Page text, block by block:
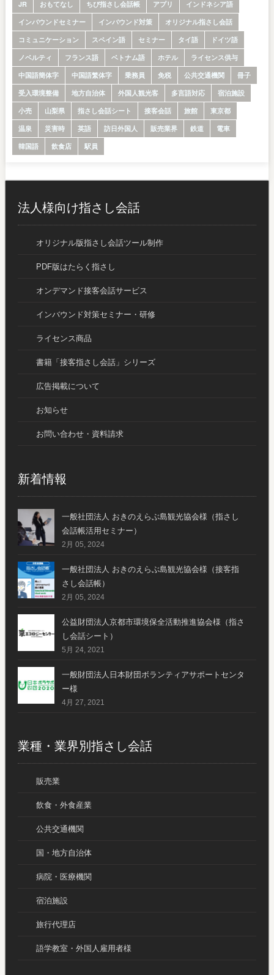
JR おもてなし ちび指さし会話帳 アプリ
インドネシア語
インバウンドセミナー
インバウンド対策
オリジナル指さし会話
コミュニケーション
スペイン語 セミナー タイ語
ドイツ語
ノベルティ
フランス語 ベトナム語 ホテル
ライセンス供与
中国語簡体字
中国語繁体字 乗務員 免税 公共交通機関
冊子
受入環境整備
地方自治体 外国人観光客 多言語対応
宿泊施設
小売
山梨県 指さし会話シート 接客会話 旅館
東京都
温泉
災害時 英語 訪日外国人 販売業界 鉄道
電車
韓国語
飲食店 駅員
法人様向け指さし会話
オリジナル版指さし会話ツール制作
PDF版はたらく指さし
オンデマンド接客会話サービス
インバウンド対策セミナー・研修
ライセンス商品
書籍「接客指さし会話」シリーズ
広告掲載について
お知らせ
お問い合わせ・資料請求
新着情報
一般社団法人 おきのえらぶ島観光協会様（指さし
会話帳活用セミナー）
2月 05, 2024
一般社団法人 おきのえらぶ島観光協会様（接客指
さし会話帳）
2月 05, 2024
公益財団法人京都市環境保全活動推進協会様（指さ
し会話シート）
5月 24, 2021
一般財団法人日本財団ボランティアサポートセンタ
ー様
4月 27, 2021
業種・業界別指さし会話
販売業
飲食・外食産業
公共交通機関
国・地方自治体
病院・医療機関
宿泊施設
旅行代理店
語学教室・外国人雇用者様